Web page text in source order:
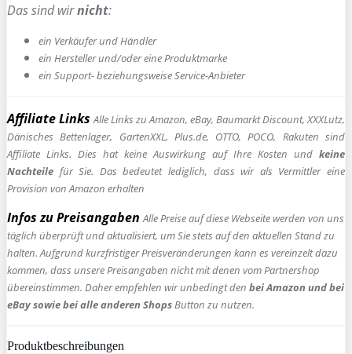
Das sind wirnicht:
ein Verkäufer und Händler
ein Hersteller und/oder eine Produktmarke
ein Support- beziehungsweise Service-Anbieter
Affiliate Links Alle Links zu Amazon, eBay, Baumarkt Discount, XXXLutz,
Dänisches Bettenlager, GartenXXL, Plus.de, OTTO, POCO, Rakuten sind
Affiliate Links. Dies hat keine Auswirkung auf Ihre Kosten und keine
Nachteile für Sie. Das bedeutet lediglich, dass wir als Vermittler eine
Provision von Amazon erhalten
Infos zu Preisangaben Alle Preise auf diese Webseite werden von uns
täglich überprüft und aktualisiert, um Sie stets auf den aktuellen Stand zu
halten. Aufgrund kurzfristiger Preisveränderungen kann es vereinzelt dazu
kommen, dass unsere Preisangaben nicht mit denen vom Partnershop
übereinstimmen. Daher empfehlen wir unbedingt den bei Amazon und bei
eBay sowie bei alle anderen ShopsButton zu nutzen.
Produktbeschreibungen